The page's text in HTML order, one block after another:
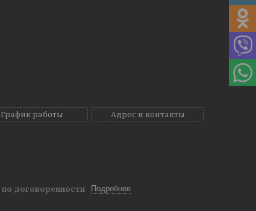
График работы Адрес и контакты
по договоренности Подробнее